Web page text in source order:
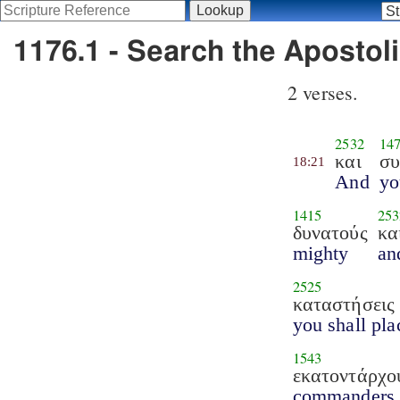
1176.1 - Search the
2 verses.
18:21
2532
και
And
συ
1415
δυνατούς
mighty
2525
καταστήσεις
you shall
1543